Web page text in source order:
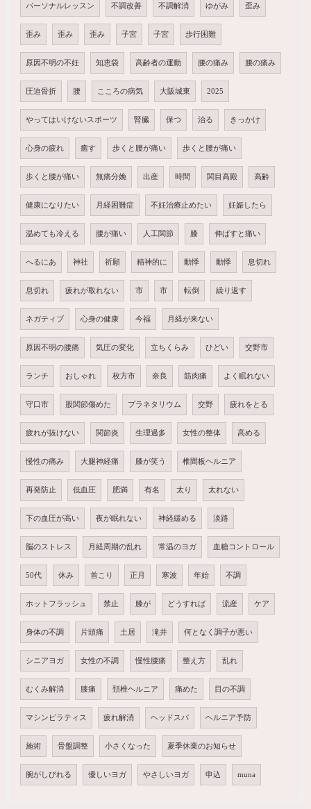
パーソナルレッスン 不調改善 不調解消 ゆがみ 歪み
歪み 歪み 歪み 子宮 子宮 歩行困難
原因不明の不妊 知恵袋 高齢者の運動 腰の痛み 腰の痛み
圧迫骨折 腰 こころの病気 大阪城東 2025
やってはいけないスポーツ 腎臓 保つ 治る きっかけ
心身の疲れ 癒す 歩くと腰が痛い 歩くと腰が痛い
歩くと腰が痛い 無痛分娩 出産 時間 関目高殿 高齢
健康になりたい 月経困難症 不妊治療止めたい 妊娠したら
温めても冷える 腰が痛い 人工関節 膝 伸ばすと痛い
へるにあ 神社 祈願 精神的に 動悸 動悸 息切れ
息切れ 疲れが取れない 市 市 転倒 繰り返す
ネガティブ 心身の健康 今福 月経が来ない
原因不明の腰痛 気圧の変化 立ちくらみ ひどい 交野市
ランチ おしゃれ 枚方市 奈良 筋肉痛 よく眠れない
守口市 股関節傷めた プラネタリウム 交野 疲れをとる
疲れが抜けない 関節炎 生理過多 女性の整体 高める
慢性の痛み 大腿神経痛 膝が笑う 椎間板ヘルニア
再発防止 低血圧 肥満 有名 太り 太れない
下の血圧が高い 夜が眠れない 神経緩める 淡路
脳のストレス 月経周期の乱れ 常温のヨガ 血糖コントロール
50代 休み 首こり 正月 寒波 年始 不調
ホットフラッシュ 禁止 膝が どうすれば 流産 ケア
身体の不調 片頭痛 土居 滝井 何となく調子が悪い
シニアヨガ 女性の不調 慢性腰痛 整え方 乱れ
むくみ解消 膝痛 頚椎ヘルニア 痛めた 目の不調
マシンピラティス 疲れ解消 ヘッドスパ ヘルニア予防
施術 骨盤調整 小さくなった 夏季休業のお知らせ
腕がしびれる 優しいヨガ やさしいヨガ 申込 muna